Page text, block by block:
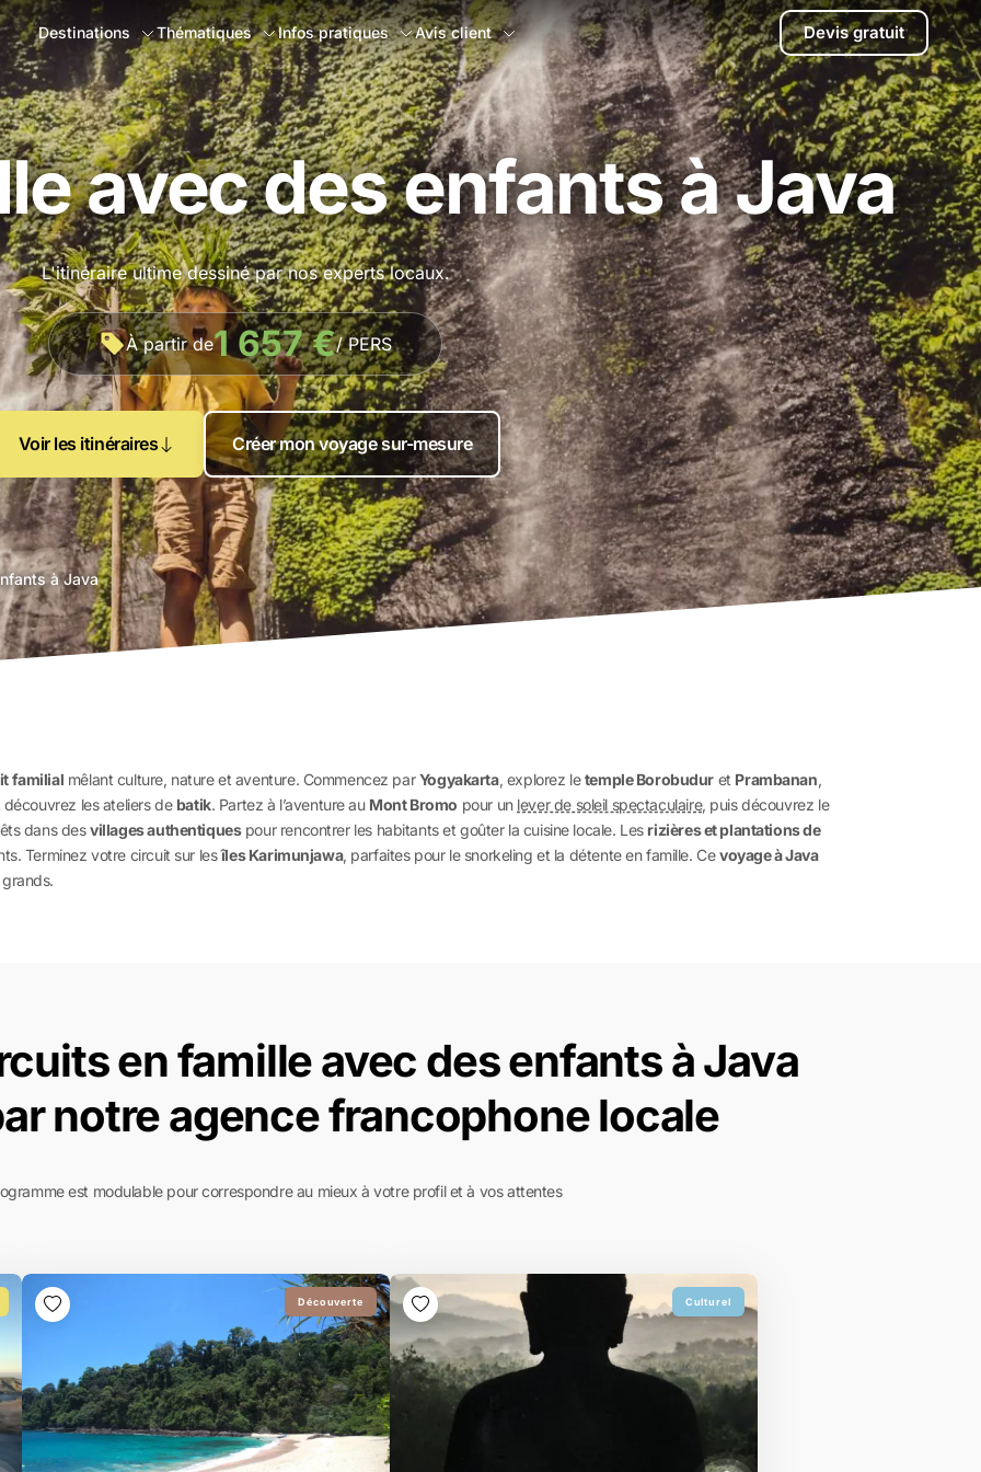
Destinations Thématiques Infos pratiques Avis client Devis gratuit
avec des enfants à Java
L'itinéraire ultime dessiné par nos experts locaux.
À partir de1 657 €/ PERS
Voir les itinéraires Créer mon voyage sur-mesure
à Java
familial mêlant culture, nature et aventure. Commencez parYogyakarta, explorez letemple Borobudur et Prambanan,
les ateliers de batik. Partez à l’aventure au Mont Bromo pour un lever de soleil spectaculaire, puis découvrez le
dans desvillages authentiquespour rencontrer les habitants et goûter la cuisine locale. Les rizières et plantations de
Terminez votre circuit sur lesîles Karimunjawa, parfaites pour le snorkeling et la détente en famille. Cevoyage à Java
en famille avec des enfants à Java
notre agence francophone locale
est modulable pour correspondre au mieux à votre profil et à vos attentes
Découverte Culturel